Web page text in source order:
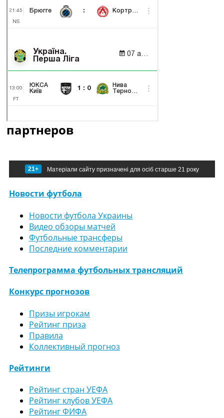
партнеров
21+ Матеріали сайту призначені для осіб старше 21 року
Новости футбола
Новости футбола Украины
Видео обзоры матчей
Футбольные трансферы
Последние комментарии
Телепрограмма футбольных трансляций
Конкурс прогнозов
Призы игрокам
Рейтинг приза
Правила
Коллективный прогноз
Рейтинги
Рейтинг стран УЕФА
Рейтинг клубов УЕФА
Рейтинг ФИФА